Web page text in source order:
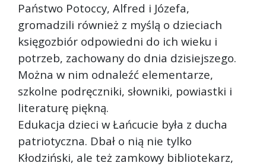
Państwo Potoccy, Alfred i Józefa,
gromadzili również z myślą o dzieciach
księgozbiór odpowiedni do ich wieku i
potrzeb, zachowany do dnia dzisiejszego.
Można w nim odnaleźć elementarze,
szkolne podręczniki, słowniki, powiastki i
literaturę piękną.
Edukacja dzieci w Łańcucie była z ducha
patriotyczna. Dbał o nią nie tylko
Kłodziński, ale też zamkowy bibliotekarz,